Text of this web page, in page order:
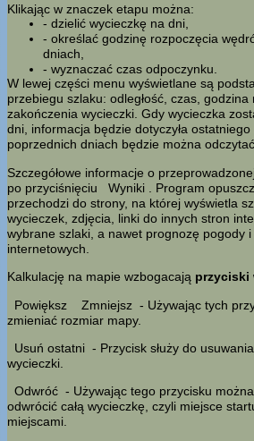
Klikając w znaczek etapu można:
- dzielić wycieczkę na dni,
- określać godzinę rozpoczęcia
dniach,
- wyznaczać czas odpoczynku.
W lewej części menu wyświetlane są
przebiegu szlaku: odległość, czas, godzina
zakończenia wycieczki. Gdy wycieczka
dni, informacja będzie dotyczyła
poprzednich dniach będzie można
Szczegółowe informacje o
po przyciśnięciu
Wyniki
. Program
przechodzi do strony, na której wyświetla
wycieczek, zdjęcia, linki do innych stron
wybrane szlaki, a nawet prognozę pogody
internetowych.
Kalkulację na mapie wzbogacają przyciski
Powiększ
Zmniejsz - Używając tych
zmieniać rozmiar mapy.
Usuń ostatni - Przycisk służy do
wycieczki.
Odwróć - Używając tego przycisku
odwrócić całą wycieczkę, czyli miejsce
miejscami.